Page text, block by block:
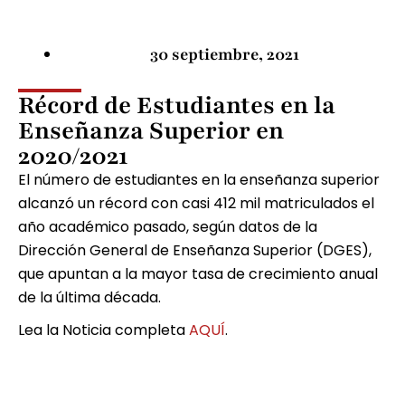
30 septiembre, 2021
Récord de Estudiantes en la
Enseñanza Superior en
2020/2021
El número de estudiantes en la enseñanza superior
alcanzó un récord con casi 412 mil matriculados el
año académico pasado, según datos de la
Dirección General de Enseñanza Superior (DGES),
que apuntan a la mayor tasa de crecimiento anual
de la última década.
Lea la Noticia completaAQUÍ.